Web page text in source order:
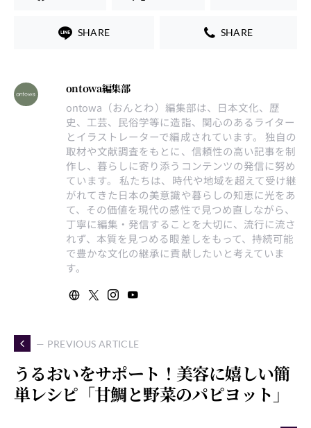
SHARE SHARE
ontowa編集部
ontowa（おんとわ）編集部は、日本文化、歴
史、工芸、民俗学等に造詣、関心のあるライター
とイラストレーターで編成されています。 独自の
取材や文献調査をもとに、信頼性の高い記事を制
作し、暮らしに寄り添うコンテンツの発信に努め
ています。 私たちは、時代や地域を超えて受け継
がれてきた日本の美意識や暮らしの知恵に光をあ
て、その価値を現代の感性で見つめ直しながら、
丁寧に編集・発信することを大切に、流行に流さ
れず、本質を見つめる眼差しをもって、持続可能
で豊かな文化の継承に貢献したいと考えていま
す。
— PREVIOUS ARTICLE
うるおいをサポート！美容に嬉しい簡
単レシピ「甘鯛と野菜のパピヨット」